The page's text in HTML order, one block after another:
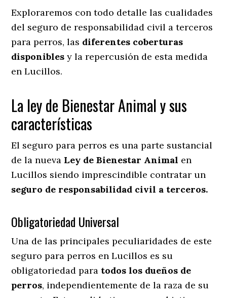
Exploraremos con todo detalle las cualidades
del seguro de responsabilidad civil a terceros
para perros, las diferentes coberturas
disponibles y la repercusión de esta medida
en Lucillos.
La ley de Bienestar Animal y sus
características
El seguro para perros es una parte sustancial
de la nueva Ley de Bienestar Animal en
Lucillos siendo imprescindible contratar un
seguro de responsabilidad civil a terceros.
Obligatoriedad Universal
Una de las principales peculiaridades de este
seguro para perros en Lucillos es su
obligatoriedad para todos los dueños de
perros, independientemente de la raza de su